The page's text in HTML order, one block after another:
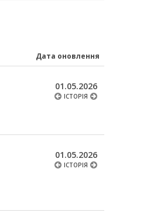
Дата оновлення
01.05.2026
ІСТОРІЯ
01.05.2026
ІСТОРІЯ